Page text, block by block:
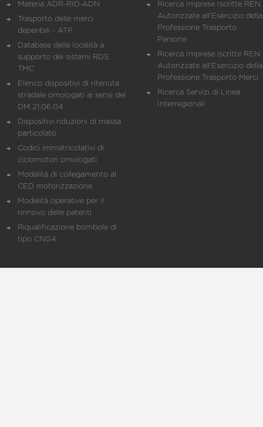
Materia ADR-RID-ADN
Trasporto delle merci
deperibili - ATP
Database delle località a
supporto dei sistemi RDS
TMC
Elenco dispositivi di ritenuta
stradale omologati ai sensi del
DM 21.06.04
Dispositivi riduzioni di massa
particolato
Codici immatricolativi di
ciclomotori omologati
Modalità di collegamento al
CED motorizzazione
Modalità operative per il
rinnovo delle patenti
Riqualificazione bombole di
tipo CNG4
Ricerca Imprese Iscritte REN
Autorizzate all'Esercizio della
Professione Trasporto
Persone
Ricerca Imprese iscritte REN
Autorizzate all'Esercizio della
Professione Trasporto Merci
Ricerca Servizi di Linea
Interregionali